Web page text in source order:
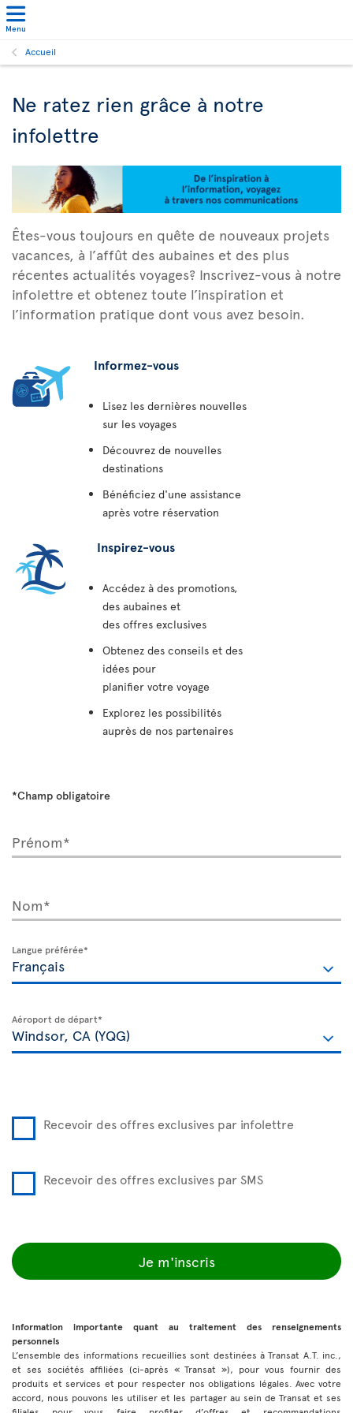
Menu
Accueil
Ne ratez rien grâce à notre
infolettre
Êtes-vous toujours en quête de nouveaux projets
vacances, à l’affût des aubaines et des plus
récentes actualités voyages? Inscrivez-vous à notre
infolettre et obtenez toute l’inspiration et
l’information pratique dont vous avez besoin.
Informez-vous
Lisez les dernières nouvelles
sur les voyages
Découvrez de nouvelles
destinations
Bénéficiez d'une assistance
après votre réservation
Inspirez-vous
Accédez à des promotions,
des aubaines et
des offres exclusives
Obtenez des conseils et des
idées pour
planifier votre voyage
Explorez les possibilités
auprès de nos partenaires
*Champ obligatoire
Prénom*
Nom*
Langue préférée*
Aéroport de départ*
Recevoir des offres exclusives par infolettre
Recevoir des offres exclusives par SMS
Je m'inscris
Information importante quant au traitement des renseignements
personnels
L’ensemble des informations recueillies sont destinées à Transat A.T. inc.,
et ses sociétés affiliées (ci-après « Transat »), pour vous fournir des
produits et services et pour respecter nos obligations légales. Avec votre
accord, nous pouvons les utiliser et les partager au sein de Transat et ses